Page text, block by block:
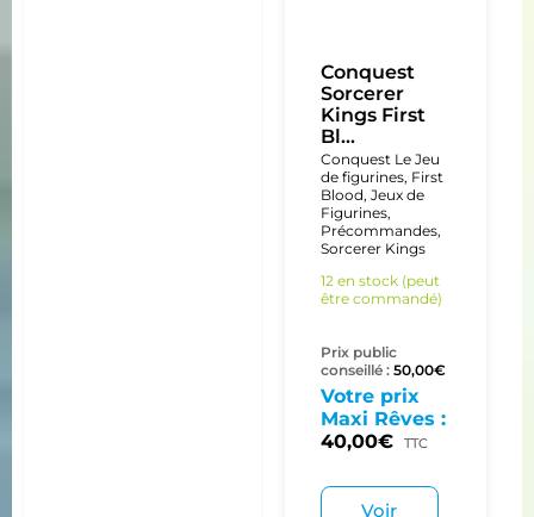
Conquest
Sorcerer
Kings First
Bl...
Conquest Le Jeu
de figurines, First
Blood, Jeux de
Figurines,
Précommandes,
Sorcerer Kings
12 en stock (peut
être commandé)
Prix public
conseillé : 50,00€
Votre prix
Maxi Rêves :
40,00€ TTC
Voir